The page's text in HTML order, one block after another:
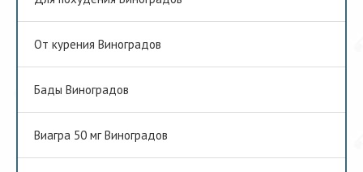
От курения Виноградов
Бады Виноградов
Виагра 50 мг Виноградов